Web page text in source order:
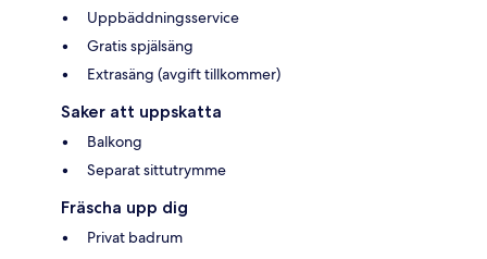
Uppbäddningsservice
Gratis spjälsäng
Extrasäng (avgift tillkommer)
Saker att uppskatta
Balkong
Separat sittutrymme
Fräscha upp dig
Privat badrum